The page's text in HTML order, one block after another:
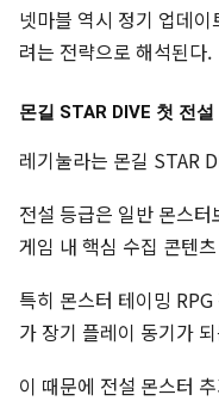
넷마블 역시 정기 업데
려는 전략으로 해석된다.
몬길 STAR DIVE 첫 전
레기눌라는 몬길 STAR
전설 등급은 일반 몬스
게임 내 핵심 수집 콘텐
특히 몬스터 테이밍
가 장기 플레이 동기가
이 때문에 전설 몬스터